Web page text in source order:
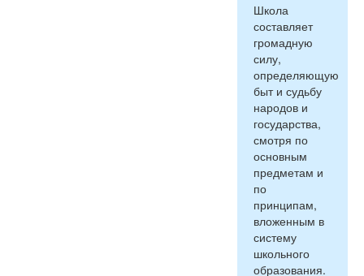
Школа
составляет
громадную
силу,
определяющую
быт и судьбу
народов и
государства,
смотря по
основным
предметам и
по
принципам,
вложенным в
систему
школьного
образования.